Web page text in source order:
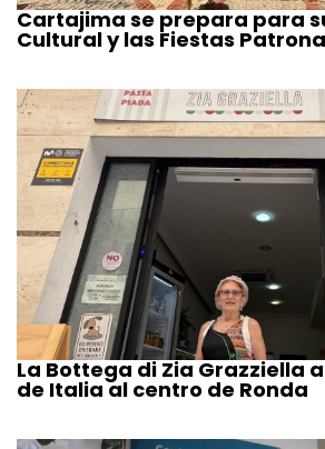
Cartajima se prepara para
Cultural y las Fiestas
La Bottega di Zia Grazziella
de Italia al centro de Ronda